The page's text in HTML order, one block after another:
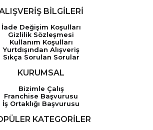
BİLGİLERİ
İade Değişim Koşulları
Gizlilik Sözleşmesi
Kullanım Koşulları
Yurtdışından Alışveriş
Sıkça Sorulan Sorular
KURUMSAL
Bizimle Çalış
Franchise Başvurusu
İş Ortaklığı Başvurusu
KATEGORİLER